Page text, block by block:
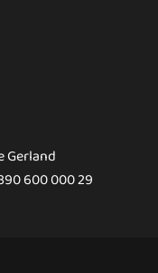
Gerland
600 000 29